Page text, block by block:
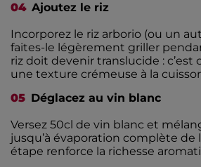
Ajoutez le riz
Incorporez le riz arborio (ou un
faites-le légèrement griller
riz doit devenir translucide : c’est
une texture crémeuse à la
Déglacez au vin blanc
Versez 50cl de vin blanc et
jusqu’à évaporation complète de
étape renforce la richesse